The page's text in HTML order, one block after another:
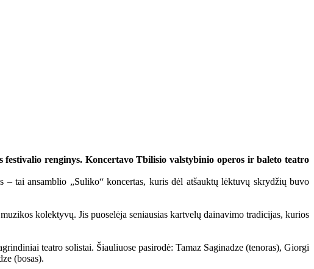
renginys. Koncertavo Tbilisio valstybinio operos ir baleto teatro
tai ansamblio „Suliko“ koncertas, kuris dėl atšauktų lėktuvų skrydžių buvo
kolektyvų. Jis puoselėja seniausias kartvelų dainavimo tradicijas, kurios
teatro solistai. Šiauliuose pasirodė: Tamaz Saginadze (tenoras), Giorgi
(bosas).